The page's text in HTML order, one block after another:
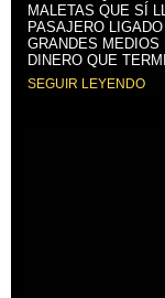
MALETAS QUE SÍ
PASAJERO
GRANDES MEDIOS
DINERO QUE
SEGUIR LEYENDO